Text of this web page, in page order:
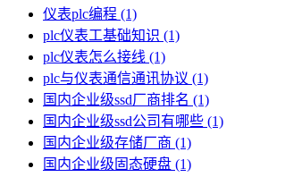
仪表plc编程 (1)
plc仪表工基础知识 (1)
plc仪表怎么接线 (1)
plc与仪表通信通讯协议 (1)
国内企业级ssd厂商排名 (1)
国内企业级ssd公司有哪些 (1)
国内企业级存储厂商 (1)
国内企业级固态硬盘 (1)